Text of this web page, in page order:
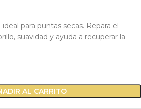
para puntas secas. Repara el
suavidad y ayuda a recuperar la
AL CARRITO